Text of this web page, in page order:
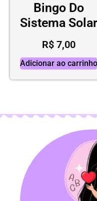
Bingo Do
Sistema Solar
R$7,00
Adicionar ao carrinho